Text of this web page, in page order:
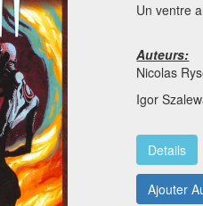
Un ventre
Auteurs:
Nicolas
Igor
Details
Ajouter